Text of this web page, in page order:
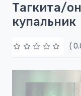
Тагкита/
купальник
(